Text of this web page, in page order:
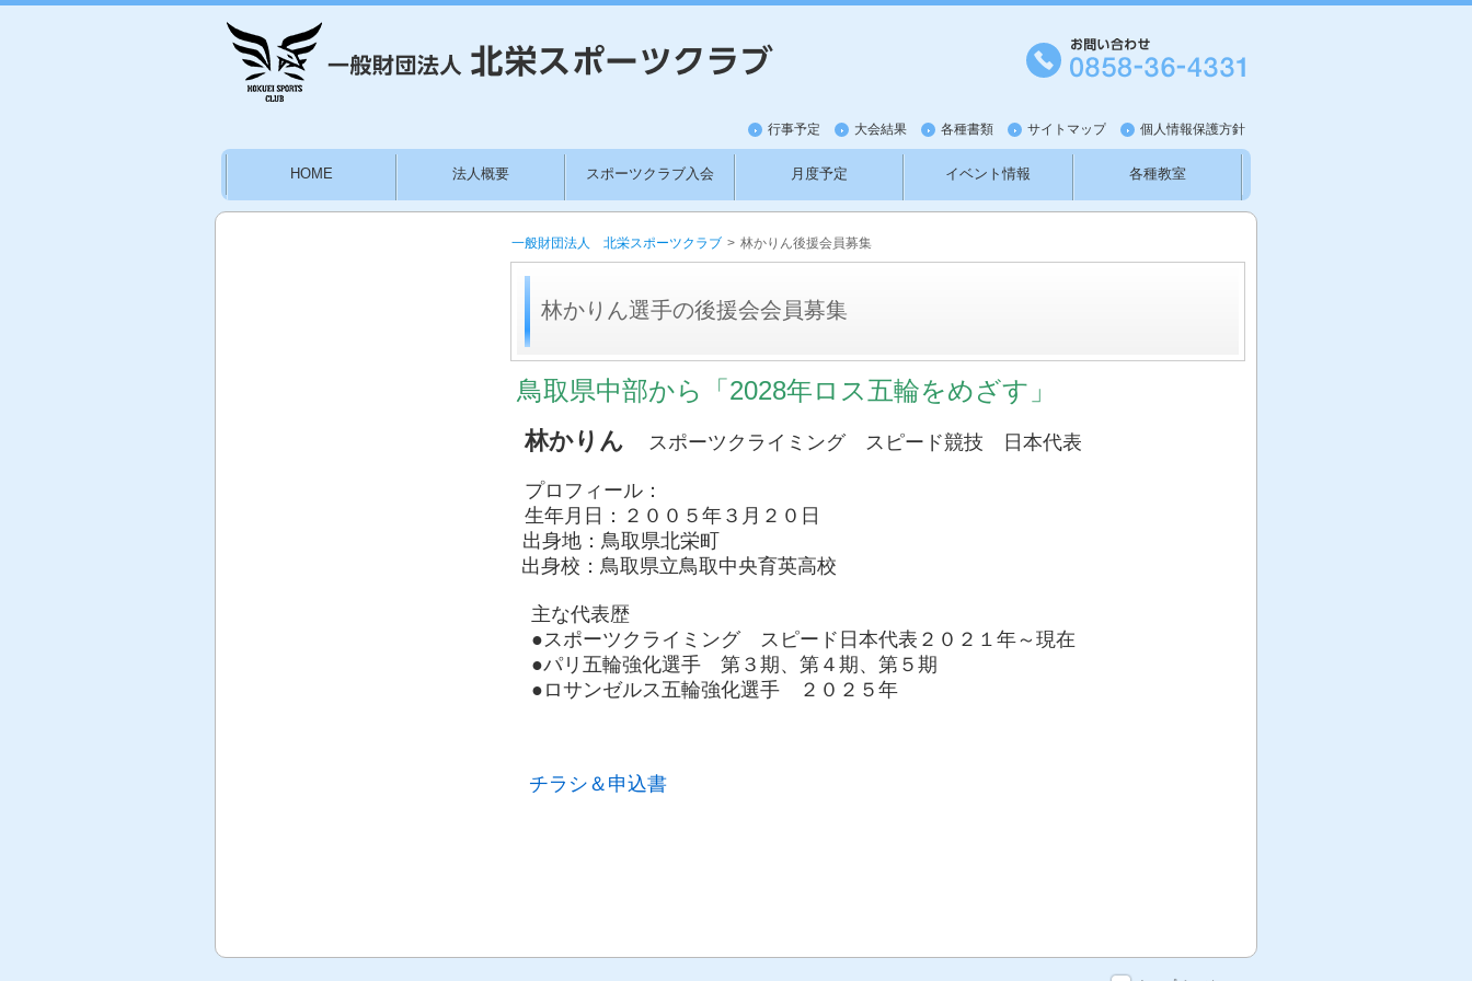
個人情報保護方針
サイトマップ
各種書類
大会結果
行事予定
HOME 法人概要 スポーツクラブ入会 月度予定 イベント情報 各種教室
お問い合わせ 施設紹介 新料金 ワットバイクの利用方法 お知らせ 新型コロナウイルス
一般財団法人 北栄スポーツクラブ > 林かりん後援会員募集
林かりん選手の後援会会員募集
鳥取県中部から「2028年ロス五輪をめざす」
林かりん スポーツクライミング スピード競技 日本代表
プロフィール：
生年月日：２００５年３月２０日
出身地：鳥取県北栄町
出身校：鳥取県立鳥取中央育英高校
主な代表歴
●スポーツクライミング スピード日本代表２０２１年～現在
●パリ五輪強化選手 第３期、第４期、第５期
●ロサンゼルス五輪強化選手 ２０２５年
チラシ＆申込書